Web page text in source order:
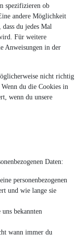
spezifizieren ob
andere Möglichkeit
du jedes Mal
Für weitere
Anweisungen in der
nicht richtig
du die Cookies in
wenn du unsere
Daten:
personenbezogenen
und wie lange sie
bekannten
wann immer du